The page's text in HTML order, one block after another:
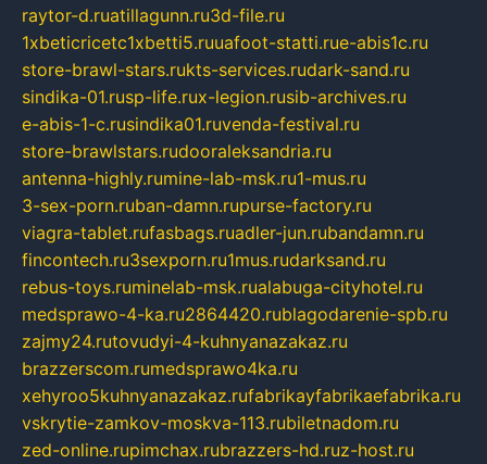
raytor-d.ruatillagunn.ru3d-file.ru
1xbeticricetc1xbetti5.ruuafoot-statti.rue-abis1c.ru
store-brawl-stars.rukts-services.rudark-sand.ru
sindika-01.rusp-life.rux-legion.rusib-archives.ru
e-abis-1-c.rusindika01.ruvenda-festival.ru
store-brawlstars.rudooraleksandria.ru
antenna-highly.rumine-lab-msk.ru1-mus.ru
3-sex-porn.ruban-damn.rupurse-factory.ru
viagra-tablet.rufasbags.ruadler-jun.rubandamn.ru
fincontech.ru3sexporn.ru1mus.rudarksand.ru
rebus-toys.ruminelab-msk.rualabuga-cityhotel.ru
medsprawo-4-ka.ru2864420.rublagodarenie-spb.ru
zajmy24.rutovudyi-4-kuhnyanazakaz.ru
brazzerscom.rumedsprawo4ka.ru
xehyroo5kuhnyanazakaz.rufabrikayfabrikaefabrika.ru
vskrytie-zamkov-moskva-113.rubiletnadom.ru
zed-online.rupimchax.rubrazzers-hd.ruz-host.ru